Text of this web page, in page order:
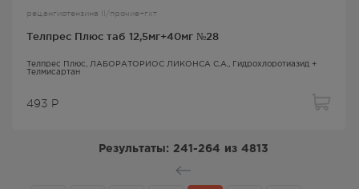
рец.ангиотензина II/прочие+гхт
Телпрес Плюс таб 12,5мг+40мг №28
Телпрес Плюс , ЛАБОРАТОРИОС ЛИКОНСА С.А.,
Гидрохлоротиазид +
Телмисартан
493 Р
Результаты: 241-264 из 4813